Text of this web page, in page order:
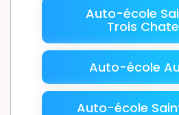
Auto-école
Trois
Auto-école
Auto-école